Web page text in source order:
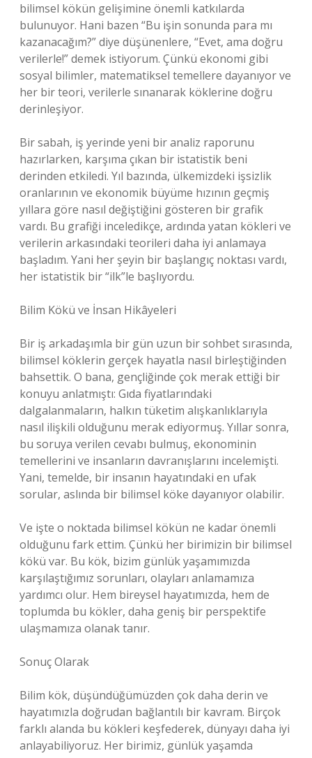
bilimsel kökün gelişimine önemli katkılarda
bulunuyor. Hani bazen “Bu işin sonunda para mı
kazanacağım?” diye düşünenlere, “Evet, ama doğru
verilerle!” demek istiyorum. Çünkü ekonomi gibi
sosyal bilimler, matematiksel temellere dayanıyor ve
her bir teori, verilerle sınanarak köklerine doğru
derinleşiyor.
Bir sabah, iş yerinde yeni bir analiz raporunu
hazırlarken, karşıma çıkan bir istatistik beni
derinden etkiledi. Yıl bazında, ülkemizdeki işsizlik
oranlarının ve ekonomik büyüme hızının geçmiş
yıllara göre nasıl değiştiğini gösteren bir grafik
vardı. Bu grafiği inceledikçe, ardında yatan kökleri ve
verilerin arkasındaki teorileri daha iyi anlamaya
başladım. Yani her şeyin bir başlangıç noktası vardı,
her istatistik bir “ilk”le başlıyordu.
Bilim Kökü ve İnsan Hikâyeleri
Bir iş arkadaşımla bir gün uzun bir sohbet sırasında,
bilimsel köklerin gerçek hayatla nasıl birleştiğinden
bahsettik. O bana, gençliğinde çok merak ettiği bir
konuyu anlatmıştı: Gıda fiyatlarındaki
dalgalanmaların, halkın tüketim alışkanlıklarıyla
nasıl ilişkili olduğunu merak ediyormuş. Yıllar sonra,
bu soruya verilen cevabı bulmuş, ekonominin
temellerini ve insanların davranışlarını incelemişti.
Yani, temelde, bir insanın hayatındaki en ufak
sorular, aslında bir bilimsel köke dayanıyor olabilir.
Ve işte o noktada bilimsel kökün ne kadar önemli
olduğunu fark ettim. Çünkü her birimizin bir bilimsel
kökü var. Bu kök, bizim günlük yaşamımızda
karşılaştığımız sorunları, olayları anlamamıza
yardımcı olur. Hem bireysel hayatımızda, hem de
toplumda bu kökler, daha geniş bir perspektife
ulaşmamıza olanak tanır.
Sonuç Olarak
Bilim kök, düşündüğümüzden çok daha derin ve
hayatımızla doğrudan bağlantılı bir kavram. Birçok
farklı alanda bu kökleri keşfederek, dünyayı daha iyi
anlayabiliyoruz. Her birimiz, günlük yaşamda